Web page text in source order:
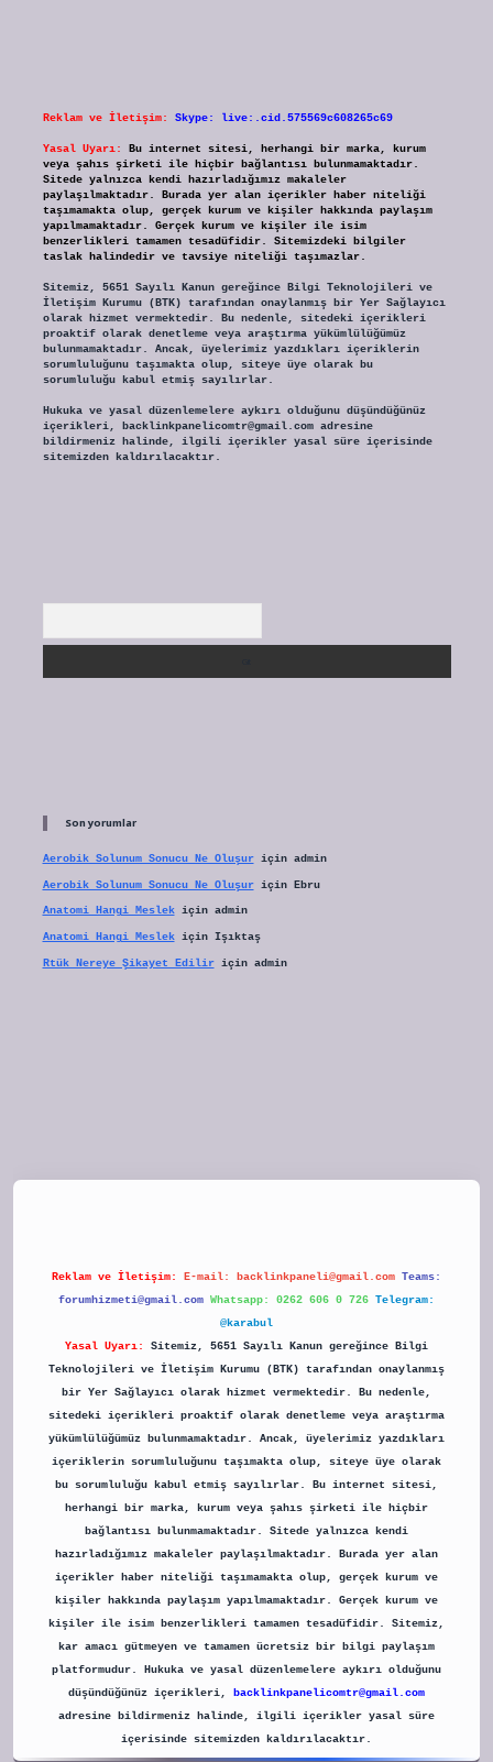
Reklam ve İletişim: Skype: live:.cid.575569c608265c69
Yasal Uyarı:
Bu internet sitesi, herhangi bir marka, kurum
veya şahıs şirketi ile hiçbir bağlantısı bulunmamaktadır.
Sitede yalnızca kendi hazırladığımız makaleler
paylaşılmaktadır. Burada yer alan içerikler haber niteliği
taşımamakta olup, gerçek kurum ve kişiler hakkında paylaşım
yapılmamaktadır. Gerçek kurum ve kişiler ile isim
benzerlikleri tamamen tesadüfidir. Sitemizdeki bilgiler
taslak halindedir ve tavsiye niteliği taşımazlar.
Sitemiz, 5651 Sayılı Kanun gereğince Bilgi Teknolojileri ve
İletişim Kurumu (BTK) tarafından onaylanmış bir Yer Sağlayıcı
olarak hizmet vermektedir. Bu nedenle, sitedeki içerikleri
proaktif olarak denetleme veya araştırma yükümlülüğümüz
bulunmamaktadır. Ancak, üyelerimiz yazdıkları içeriklerin
sorumluluğunu taşımakta olup, siteye üye olarak bu
sorumluluğu kabul etmiş sayılırlar.
Hukuka ve yasal düzenlemelere aykırı olduğunu düşündüğünüz
içerikleri, backlinkpanelicomtr@gmail.comadresine
bildirmeniz halinde, ilgili içerikler yasal süre içerisinde
sitemizden kaldırılacaktır.
Son yorumlar
Aerobik Solunum Sonucu Ne Oluşuriçin admin
Aerobik Solunum Sonucu Ne Oluşuriçin Ebru
Anatomi Hangi Meslekiçin admin
Anatomi Hangi Meslekiçin Işıktaş
Rtük Nereye Şikayet Ediliriçin admin
Reklam ve İletişim: E-mail: backlinkpaneli@gmail.com Teams:
forumhizmeti@gmail.com Whatsapp: 0262 606 0 726 Telegram:
@karabul
Yasal Uyarı:
Sitemiz, 5651 Sayılı Kanun gereğince Bilgi
Teknolojileri ve İletişim Kurumu (BTK) tarafından onaylanmış
bir Yer Sağlayıcı olarak hizmet vermektedir. Bu nedenle,
sitedeki içerikleri proaktif olarak denetleme veya araştırma
yükümlülüğümüz bulunmamaktadır. Ancak, üyelerimiz yazdıkları
içeriklerin sorumluluğunu taşımakta olup, siteye üye olarak
bu sorumluluğu kabul etmiş sayılırlar. Bu internet sitesi,
herhangi bir marka, kurum veya şahıs şirketi ile hiçbir
bağlantısı bulunmamaktadır. Sitede yalnızca kendi
hazırladığımız makaleler paylaşılmaktadır. Burada yer alan
içerikler haber niteliği taşımamakta olup, gerçek kurum ve
kişiler hakkında paylaşım yapılmamaktadır. Gerçek kurum ve
kişiler ile isim benzerlikleri tamamen tesadüfidir. Sitemiz,
kar amacı gütmeyen ve tamamen ücretsiz bir bilgi paylaşım
platformudur. Hukuka ve yasal düzenlemelere aykırı olduğunu
düşündüğünüz içerikleri,
backlinkpanelicomtr@gmail.com
adresine bildirmeniz halinde, ilgili içerikler yasal süre
içerisinde sitemizden kaldırılacaktır.